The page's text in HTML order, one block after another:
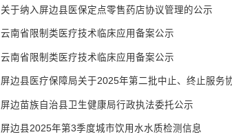
关于纳入屏边县医保定点零售药店协议管理的公示
云南省限制类医疗技术临床应用备案公示
云南省限制类医疗技术临床应用备案公示
屏边县医疗保障局关于2025年第二批中止、终止服务
屏边苗族自治县卫生健康局行政执法委托公示
屏边县2025年第3季度城市饮用水水质检测信息